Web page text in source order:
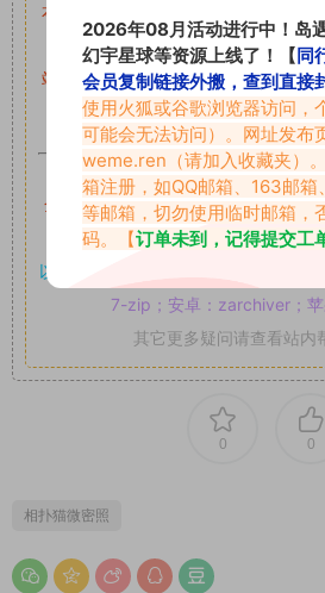
本站资源均来自网络分享，如有侵犯你
留言后，我们会第一时间进
站内资源为网友个人学习或测试研究
可,禁止用于任何商业途径！请在
如果遇到付费才可获取的素材，建
全站付费素材可提供补档服务“均有备
享。
以7z、7z分卷格式压缩，
7-zip；安卓：zarchiver；
其它更多疑问请查看站内
0 0
相扑猫微密照
2026年08月活动进行中！岛
幻宇星球等资源上线了！【同
会员复制链接外搬，查到直接
使用火狐或谷歌浏览器访问，
可能会无法访问）。网址发布
weme.ren （请加入收藏夹）
箱注册，如QQ邮箱、163邮
等邮箱，切勿使用临时邮箱，
码。【订单未到，记得提交工